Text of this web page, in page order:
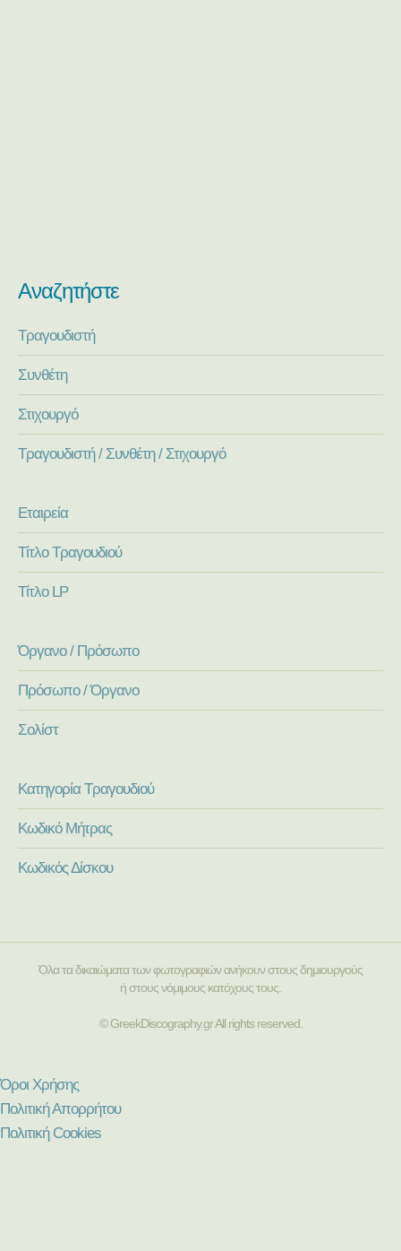
Αναζητήστε
Τραγουδιστή
Συνθέτη
Στιχουργό
Τραγουδιστή / Συνθέτη / Στιχουργό
Εταιρεία
Τίτλο Τραγουδιού
Τίτλο LP
Όργανο / Πρόσωπο
Πρόσωπο / Όργανο
Σολίστ
Κατηγορία Τραγουδιού
Κωδικό Μήτρας
Κωδικός Δίσκου
Όλα τα δικαιώματα των φωτογραφιών ανήκουν στους δημιουργούς
ή στους νόμιμους κατόχους τους.
© GreekDiscography.gr All rights reserved.
Όροι Χρήσης
Πολιτική Απορρήτου
Πολιτική Cookies